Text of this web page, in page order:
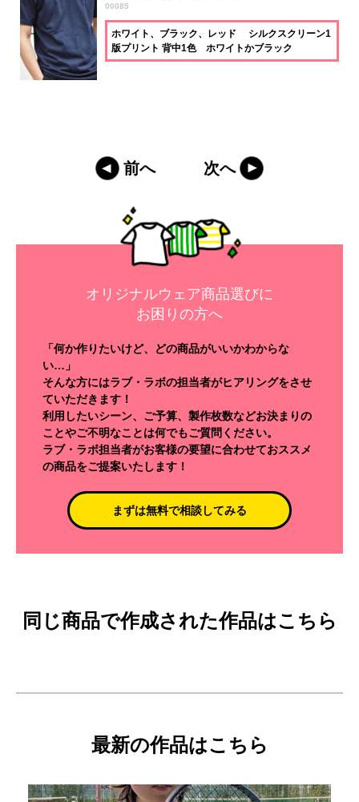
00085
ホワイト、ブラック、レッド シルクスクリーン1
版プリント 背中1色 ホワイトかブラック
前へ 次へ
オリジナルウェア商品選びに
お困りの方へ
「何か作りたいけど、どの商品がいいかわからな
い…」
そんな方にはラブ・ラボの担当者がヒアリングをさせ
ていただきます！
利用したいシーン、ご予算、製作枚数などお決まりの
ことやご不明なことは何でもご質問ください。
ラブ・ラボ担当者がお客様の要望に合わせておススメ
の商品をご提案いたします！
まずは無料で相談してみる
同じ商品で作成された作品はこちら
最新の作品はこちら